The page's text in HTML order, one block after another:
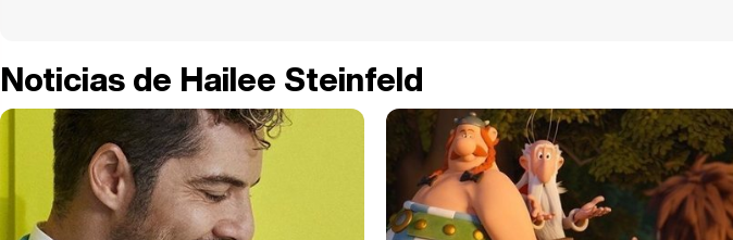
Noticias de Hailee Steinfeld